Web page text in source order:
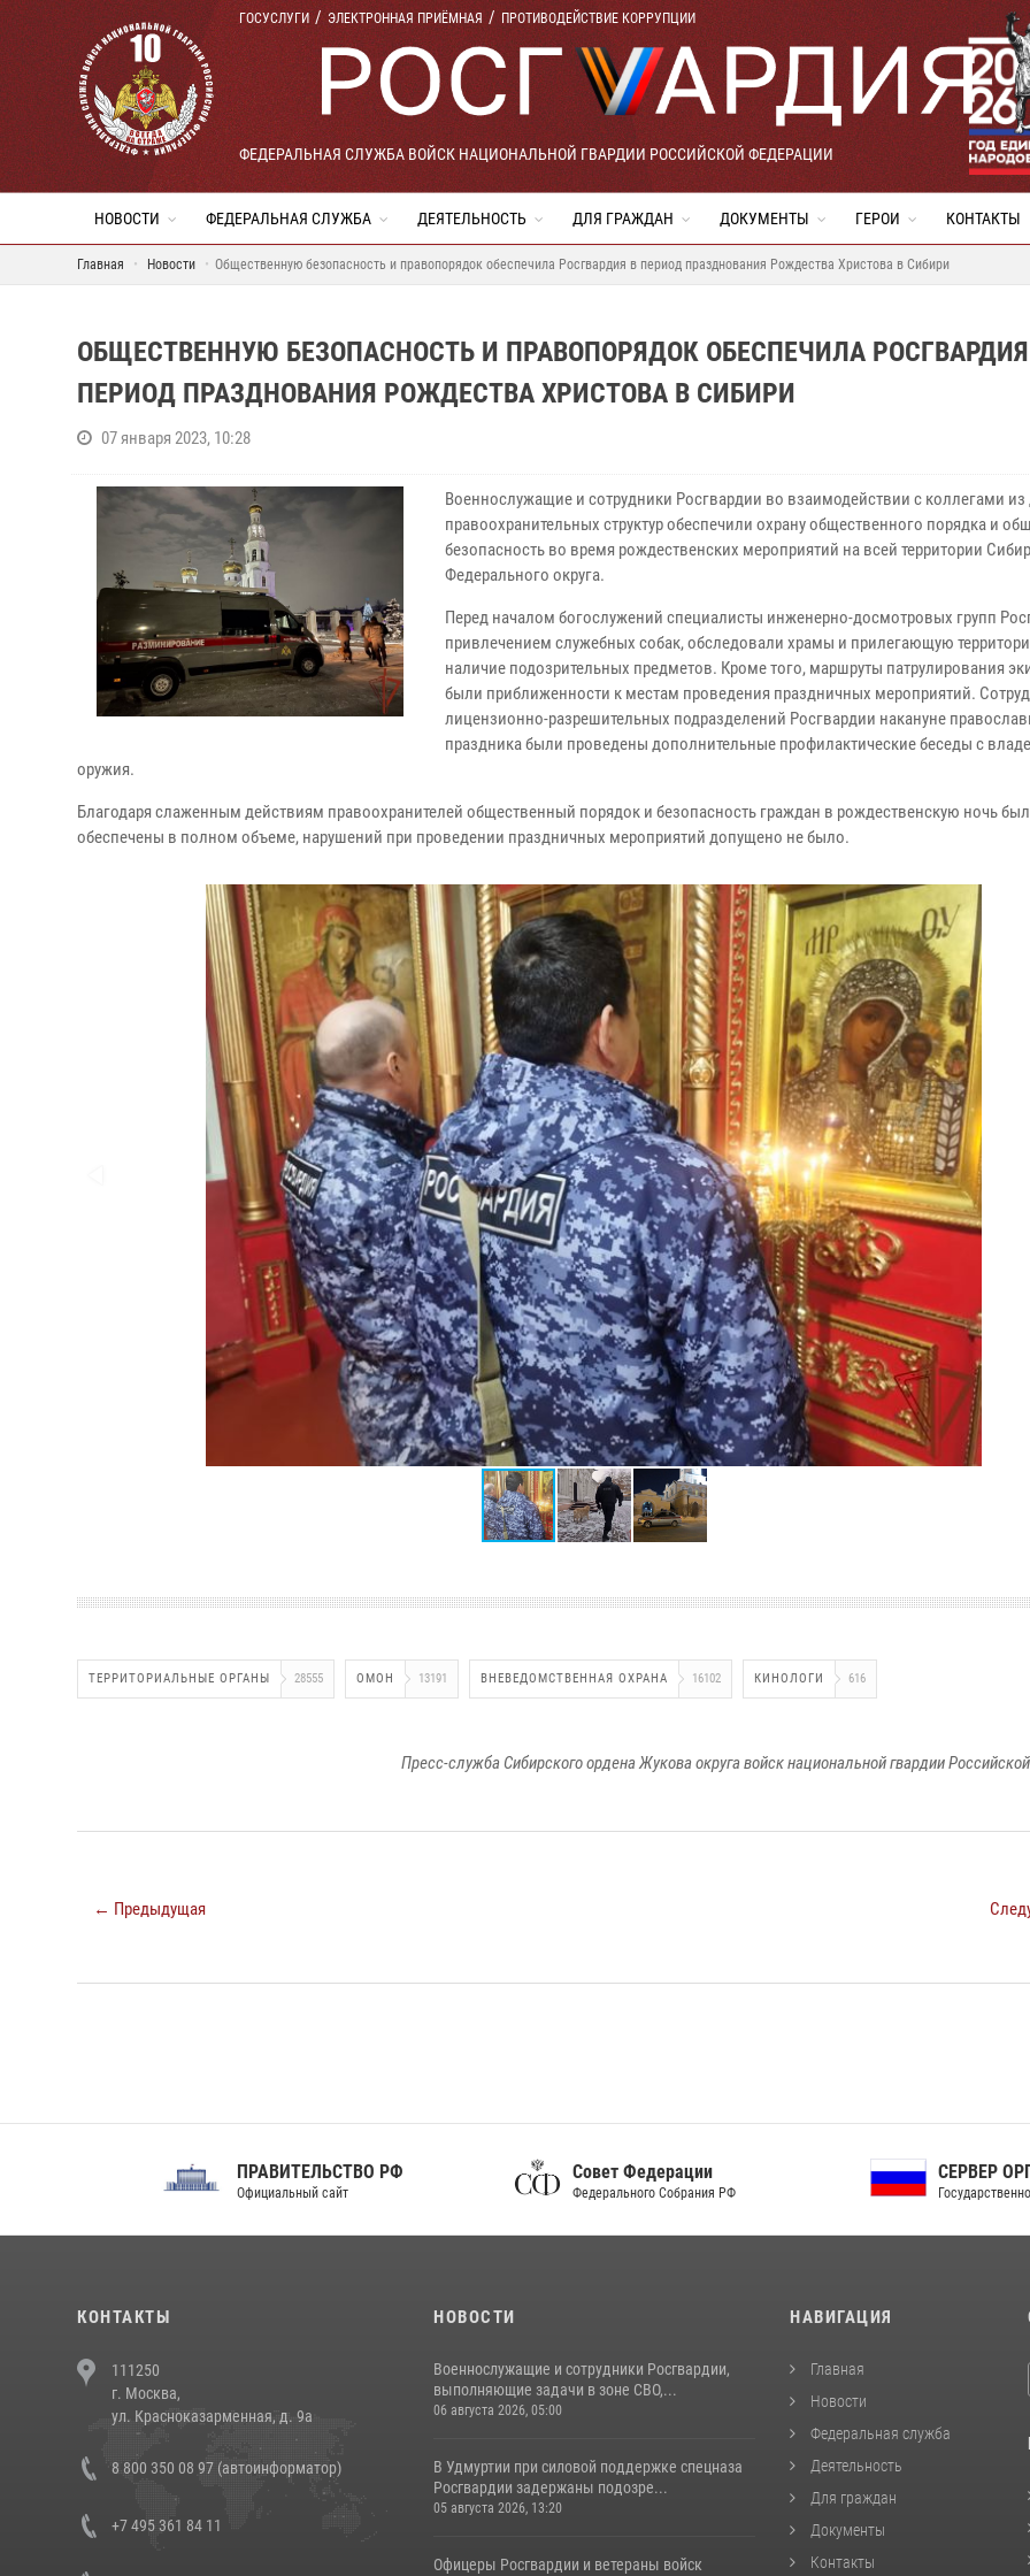
ГОСУСЛУГИ ЭЛЕКТРОННАЯ ПРИЁМНАЯ ПРОТИВОДЕЙСТВИЕ КОРРУПЦИИ
ФЕДЕРАЛЬНАЯ СЛУЖБА ВОЙСК НАЦИОНАЛЬНОЙ ГВАРДИИ РОССИЙСКОЙ ФЕДЕРАЦИИ
НОВОСТИ ФЕДЕРАЛЬНАЯ СЛУЖБА ДЕЯТЕЛЬНОСТЬ ДЛЯ ГРАЖДАН ДОКУМЕНТЫ ГЕРОИ КОНТАКТЫ
Главная Новости Общественную безопасность и правопорядок обеспечила Росгвардия в период празднования Рождества Христова в Сибири
ОБЩЕСТВЕННУЮ БЕЗОПАСНОСТЬ И ПРАВОПОРЯДОК ОБЕСПЕЧИЛА
ПЕРИОД ПРАЗДНОВАНИЯ РОЖДЕСТВА ХРИСТОВА В СИБИРИ
07 января 2023, 10:28
Военнослужащие и сотрудники Росгвардии во взаимодействии с коллегами из
правоохранительных структур обеспечили охрану общественного порядка и
безопасность во время рождественских мероприятий на всей территории
Федерального округа.
Перед началом богослужений специалисты инженерно-досмотровых групп
привлечением служебных собак, обследовали храмы и прилегающую
наличие подозрительных предметов. Кроме того, маршруты патрулирования
были приближенности к местам проведения праздничных мероприятий.
лицензионно-разрешительных подразделений Росгвардии накануне
праздника были проведены дополнительные профилактические беседы с
оружия.
Благодаря слаженным действиям правоохранителей общественный порядок и безопасность граждан в рождественскую ночь
обеспечены в полном объеме, нарушений при проведении праздничных мероприятий допущено не было.
ТЕРРИТОРИАЛЬНЫЕ ОРГАНЫ 28555 ОМОН 13191 ВНЕВЕДОМСТВЕННАЯ ОХРАНА 16102 КИНОЛОГИ 616
Пресс-служба Сибирского ордена Жукова округа войск национальной гвардии
← Предыдущая
ПРАВИТЕЛЬСТВО РФ
Официальный сайт
Совет Федерации
Федерального Собрания РФ
СЕРВЕР ОРГАНОВ
Государственной власти РФ
КОНТАКТЫ
111250
г. Москва,
ул. Красноказарменная, д. 9а
8 800 350 08 97 (автоинформатор)
+7 495 361 84 11
НОВОСТИ
Военнослужащие и сотрудники Росгвардии,
выполняющие задачи в зоне СВО,...
06 августа 2026, 05:00
В Удмуртии при силовой поддержке спецназа
Росгвардии задержаны подозре...
05 августа 2026, 13:20
Офицеры Росгвардии и ветераны войск
НАВИГАЦИЯ
Главная
Новости
Федеральная служба
Деятельность
Для граждан
Документы
Контакты